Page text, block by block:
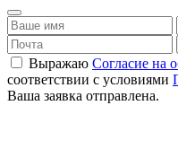
Выражаю Согласие на
соответствии с условиями
Ваша заявка отправлена.